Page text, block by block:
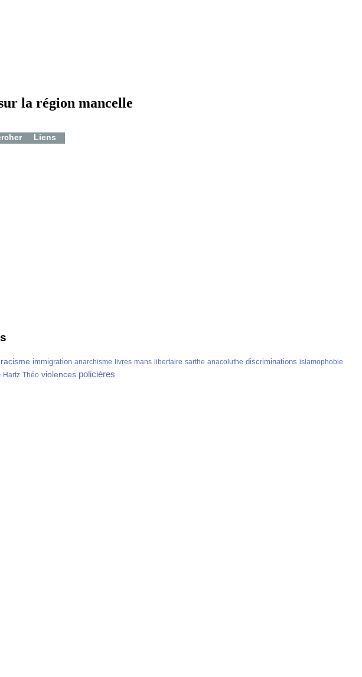
la région mancelle
Liens
racisme immigration anarchisme livres mans libertaire sarthe anacoluthe discriminations islamophobie
Hartz Théo violences policières